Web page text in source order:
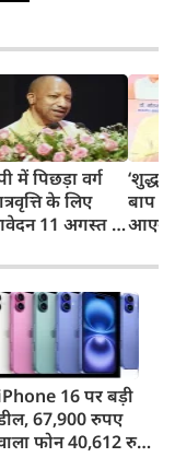
में पिछड़ा वर्ग
के लिए
11 अगस्त से,
योगी सरकार में
को मिला
सहारा
‘शुद्ध
बाप
सांसद
16 पर बड़ी
67,900 रुपए
फोन 40,612 रुपए